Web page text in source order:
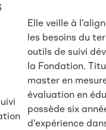
Elle veille à
les besoins du
outils de suivi
la Fondation.
master en
évaluation en
possède six
d’expérience